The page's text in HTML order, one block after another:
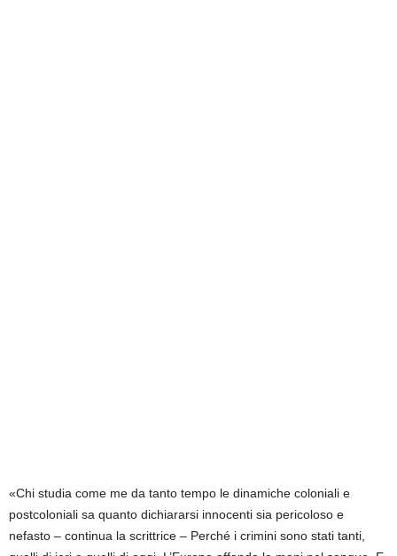
«Chi studia come me da tanto tempo le dinamiche coloniali e
postcoloniali sa quanto dichiararsi innocenti sia pericoloso e
nefasto – continua la scrittrice – Perché i crimini sono stati tanti,